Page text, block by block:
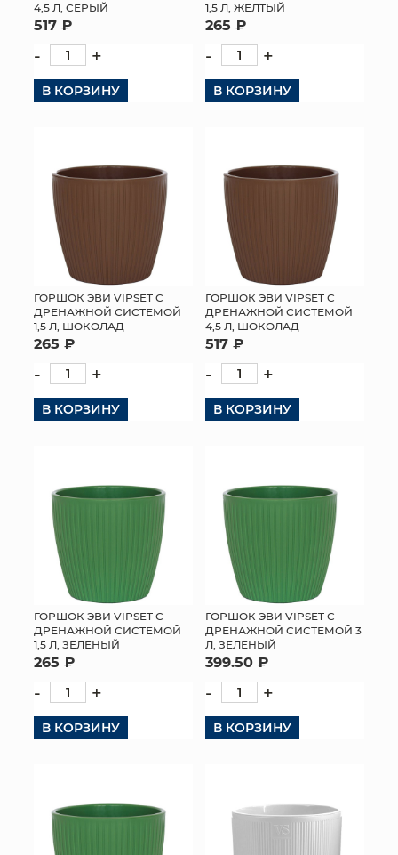
4,5 Л, СЕРЫЙ
517 ₽
- +
В КОРЗИНУ
1,5 Л, ЖЕЛТЫЙ
265 ₽
- +
В КОРЗИНУ
ГОРШОК ЭВИ VIPSET С
ДРЕНАЖНОЙ СИСТЕМОЙ
1,5 Л, ШОКОЛАД
265 ₽
- +
В КОРЗИНУ
ГОРШОК ЭВИ VIPSET С
ДРЕНАЖНОЙ СИСТЕМОЙ
4,5 Л, ШОКОЛАД
517 ₽
- +
В КОРЗИНУ
ГОРШОК ЭВИ VIPSET С
ДРЕНАЖНОЙ СИСТЕМОЙ
1,5 Л, ЗЕЛЕНЫЙ
265 ₽
- +
В КОРЗИНУ
ГОРШОК ЭВИ VIPSET С
ДРЕНАЖНОЙ СИСТЕМОЙ 3
Л, ЗЕЛЕНЫЙ
399.50 ₽
- +
В КОРЗИНУ